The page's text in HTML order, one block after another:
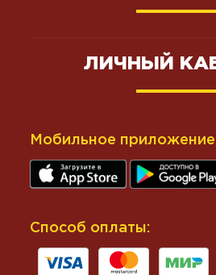
ЛИЧНЫЙ
Мобильное
Способ оплаты: